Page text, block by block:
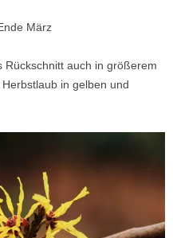
März
Rückschnitt auch in größerem
in gelben und